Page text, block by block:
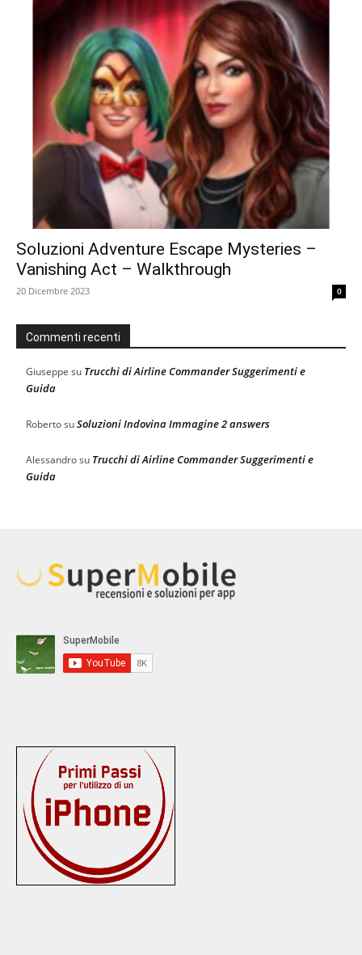
Soluzioni Adventure Escape Mysteries –
Vanishing Act – Walkthrough
20 Dicembre 2023 0
Commenti recenti
Giuseppe su Trucchi di Airline Commander Suggerimenti e
Guida
RobertosuSoluzioni Indovina Immagine 2 answers
Alessandrosu Trucchi di Airline Commander Suggerimenti e
Guida